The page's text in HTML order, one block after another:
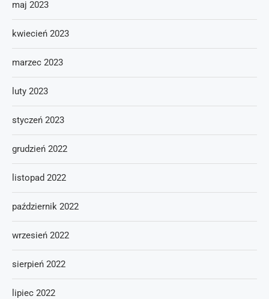
maj 2023
kwiecień 2023
marzec 2023
luty 2023
styczeń 2023
grudzień 2022
listopad 2022
październik 2022
wrzesień 2022
sierpień 2022
lipiec 2022